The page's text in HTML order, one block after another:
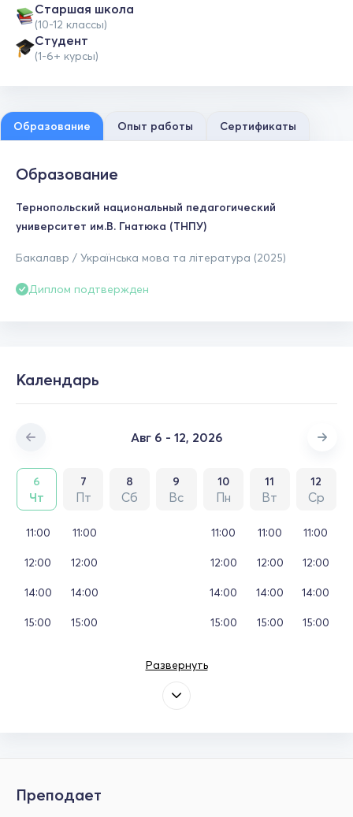
Cтаршая школа
(10-12 классы)
Студент
(1-6+ курсы)
Образование Опыт работы Сертификаты
Образование
Тернопольский национальный педагогический
университет им.В. Гнатюка (ТНПУ)
Бакалавр / Українська мова та література (2025)
Диплом подтвержден
Календарь
Авг 6 - 12, 2026
6
Чт
7
Пт
8
Сб
9
Вс
10
Пн
11
Вт
12
Ср
11:00
12:00
14:00
15:00
11:00
12:00
14:00
15:00
11:00
12:00
14:00
15:00
11:00
12:00
14:00
15:00
11:00
12:00
14:00
15:00
Развернуть
Преподает